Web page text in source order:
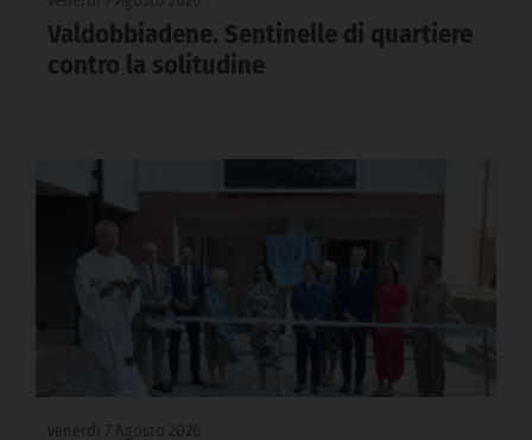
Valdobbiadene. Sentinelle di quartiere
contro la solitudine